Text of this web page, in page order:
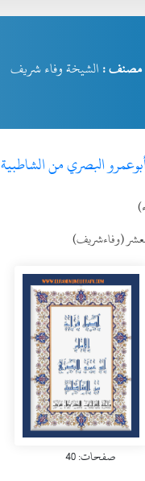
مصنف : الشيخة وفاء شريف
البصري من الشاطبية
(وفاءشريف)
صفحات: 40